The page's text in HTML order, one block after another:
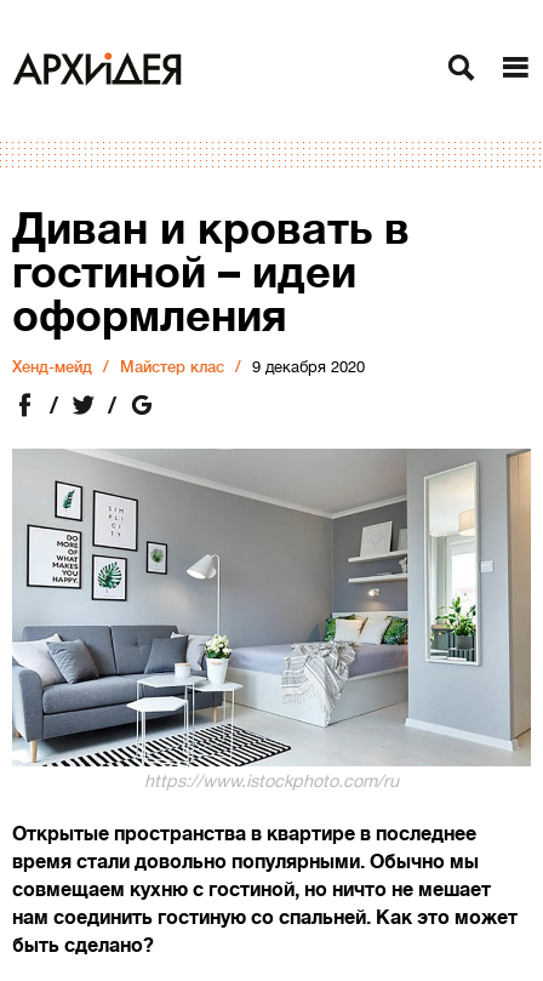
Диван и кровать в
гостиной – идеи
оформления
Хенд-мейд Майстер клас 9 декабря 2020
https://www.istockphoto.com/ru
Открытые пространства в квартире в последнее
время стали довольно популярными. Обычно мы
совмещаем кухню с гостиной, но ничто не мешает
нам соединить гостиную со спальней. Как это может
быть сделано?